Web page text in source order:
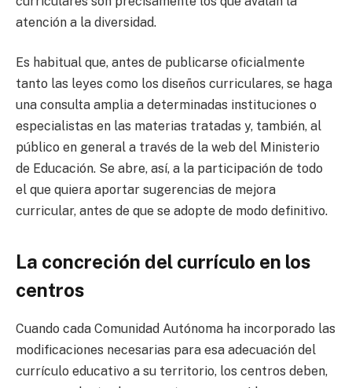
atención a la diversidad.
Es habitual que, antes de publicarse oficialmente
tanto las leyes como los diseños curriculares, se haga
una consulta amplia a determinadas instituciones o
especialistas en las materias tratadas y, también, al
público en general a través de la web del Ministerio
de Educación. Se abre, así, a la participación de todo
el que quiera aportar sugerencias de mejora
curricular, antes de que se adopte de modo definitivo.
La concreción del currículo en los
centros
Cuando cada Comunidad Autónoma ha incorporado las
modificaciones necesarias para esa adecuación del
currículo educativo a su territorio, los centros deben,